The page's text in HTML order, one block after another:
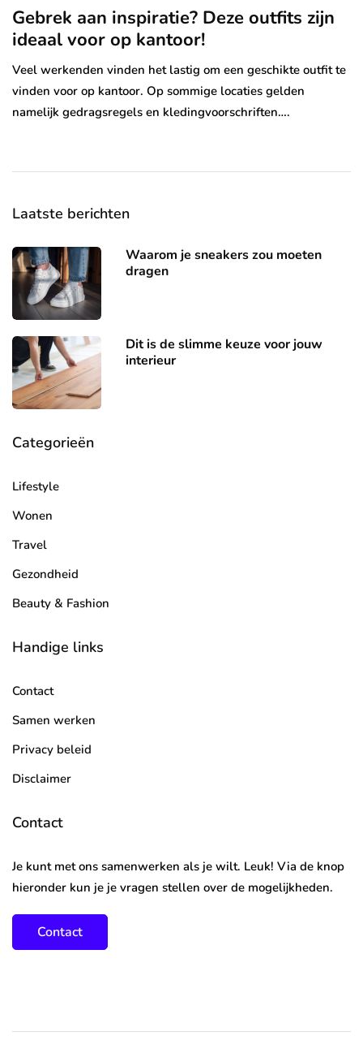
Gebrek aan inspiratie? Deze outfits zijn
ideaal voor op kantoor!
Veel werkenden vinden het lastig om een geschikte outfit te
vinden voor op kantoor. Op sommige locaties gelden
namelijk gedragsregels en kledingvoorschriften….
Laatste berichten
Waarom je sneakers zou moeten
dragen
Dit is de slimme keuze voor jouw
interieur
Categorieën
Lifestyle
Wonen
Travel
Gezondheid
Beauty & Fashion
Handige links
Contact
Samen werken
Privacy beleid
Disclaimer
Contact
Je kunt met ons samenwerken als je wilt. Leuk! Via de knop
hieronder kun je je vragen stellen over de mogelijkheden.
Contact